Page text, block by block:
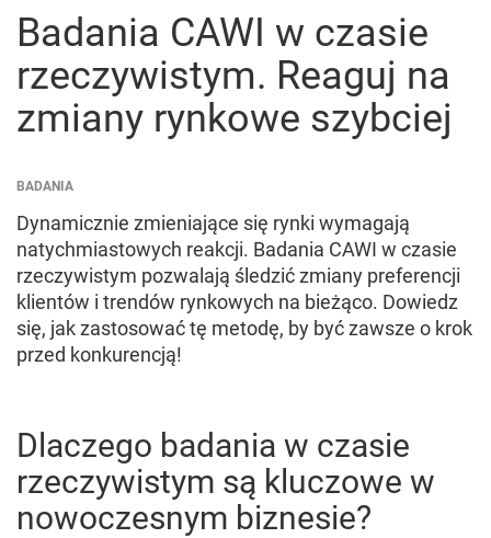
Badania CAWI w czasie
rzeczywistym. Reaguj na
zmiany rynkowe szybciej
BADANIA
Dynamicznie zmieniające się rynki wymagają
natychmiastowych reakcji. Badania CAWI w czasie
rzeczywistym pozwalają śledzić zmiany preferencji
klientów i trendów rynkowych na bieżąco. Dowiedz
się, jak zastosować tę metodę, by być zawsze o krok
przed konkurencją!
Dlaczego badania w czasie
rzeczywistym są kluczowe w
nowoczesnym biznesie?